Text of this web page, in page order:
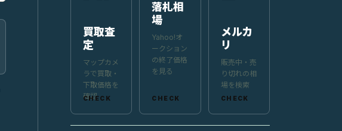
買取査
定
マップカメ
ラで買取・
下取価格を
確認
落札相
場
Yahoo!オ
ークション
の終了価格
を見る
メルカ
リ
販売中・売
り切れの相
場を検索